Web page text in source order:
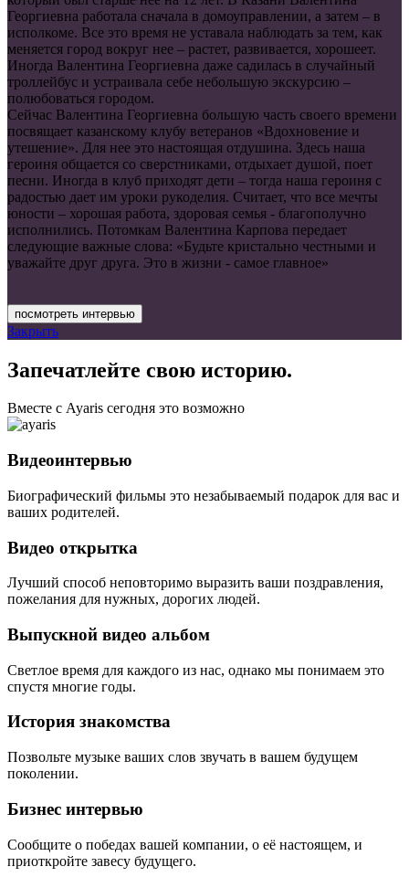
Георгиевна работала сначала в домоуправлении, а затем – в
исполкоме. Все это время не уставала наблюдать за тем, как
меняется город вокруг нее – растет, развивается, хорошеет.
Иногда Валентина Георгиевна даже садилась в случайный
троллейбус и устраивала себе небольшую экскурсию –
полюбоваться городом.
Сейчас Валентина Георгиевна большую часть своего времени
посвящает казанскому клубу ветеранов «Вдохновение и
утешение». Для нее это настоящая отдушина. Здесь наша
героиня общается со сверстниками, отдыхает душой, поет
песни. Иногда в клуб приходят дети – тогда наша героиня с
радостью дает им уроки рукоделия. Считает, что все мечты
юности – хорошая работа, здоровая семья - благополучно
исполнились. Потомкам Валентина Карпова передает
следующие важные слова: «Будьте кристально честными и
уважайте друг друга. Это в жизни - самое главное»
посмотреть интервью
Закрыть
Запечатлейте свою историю.
Вместе с Ayaris сегодня это возможно
Видеоинтервью
Биографический фильмы это незабываемый подарок для вас и
ваших родителей.
Видео открытка
Лучший способ неповторимо выразить ваши поздравления,
пожелания для нужных, дорогих людей.
Выпускной видео альбом
Светлое время для каждого из нас, однако мы понимаем это
спустя многие годы.
История знакомства
Позвольте музыке ваших слов звучать в вашем будущем
поколении.
Бизнес интервью
Сообщите о победах вашей компании, о её настоящем, и
приоткройте завесу будущего.